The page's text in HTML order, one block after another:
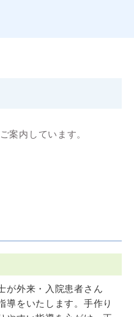
案内しています。
が外来・入院患者さん
導をいたします。手作り